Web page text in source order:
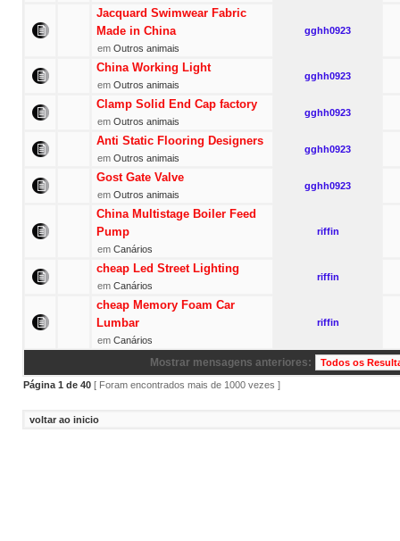
Jacquard Swimwear Fabric
Made in China
em Outros animais
gghh0923
China Working Light
em Outros animais
gghh0923
Clamp Solid End Cap factory
em Outros animais
gghh0923
Anti Static Flooring Designers
em Outros animais
gghh0923
Gost Gate Valve
em Outros animais
gghh0923
China Multistage Boiler Feed
Pump
em Canários
riffin
cheap Led Street Lighting
em Canários
riffin
cheap Memory Foam Car
Lumbar
em Canários
riffin
Mostrar mensagens anteriores:
Página 1 de 40 [ Foram encontrados mais de 1000 vezes ]
voltar ao inicio